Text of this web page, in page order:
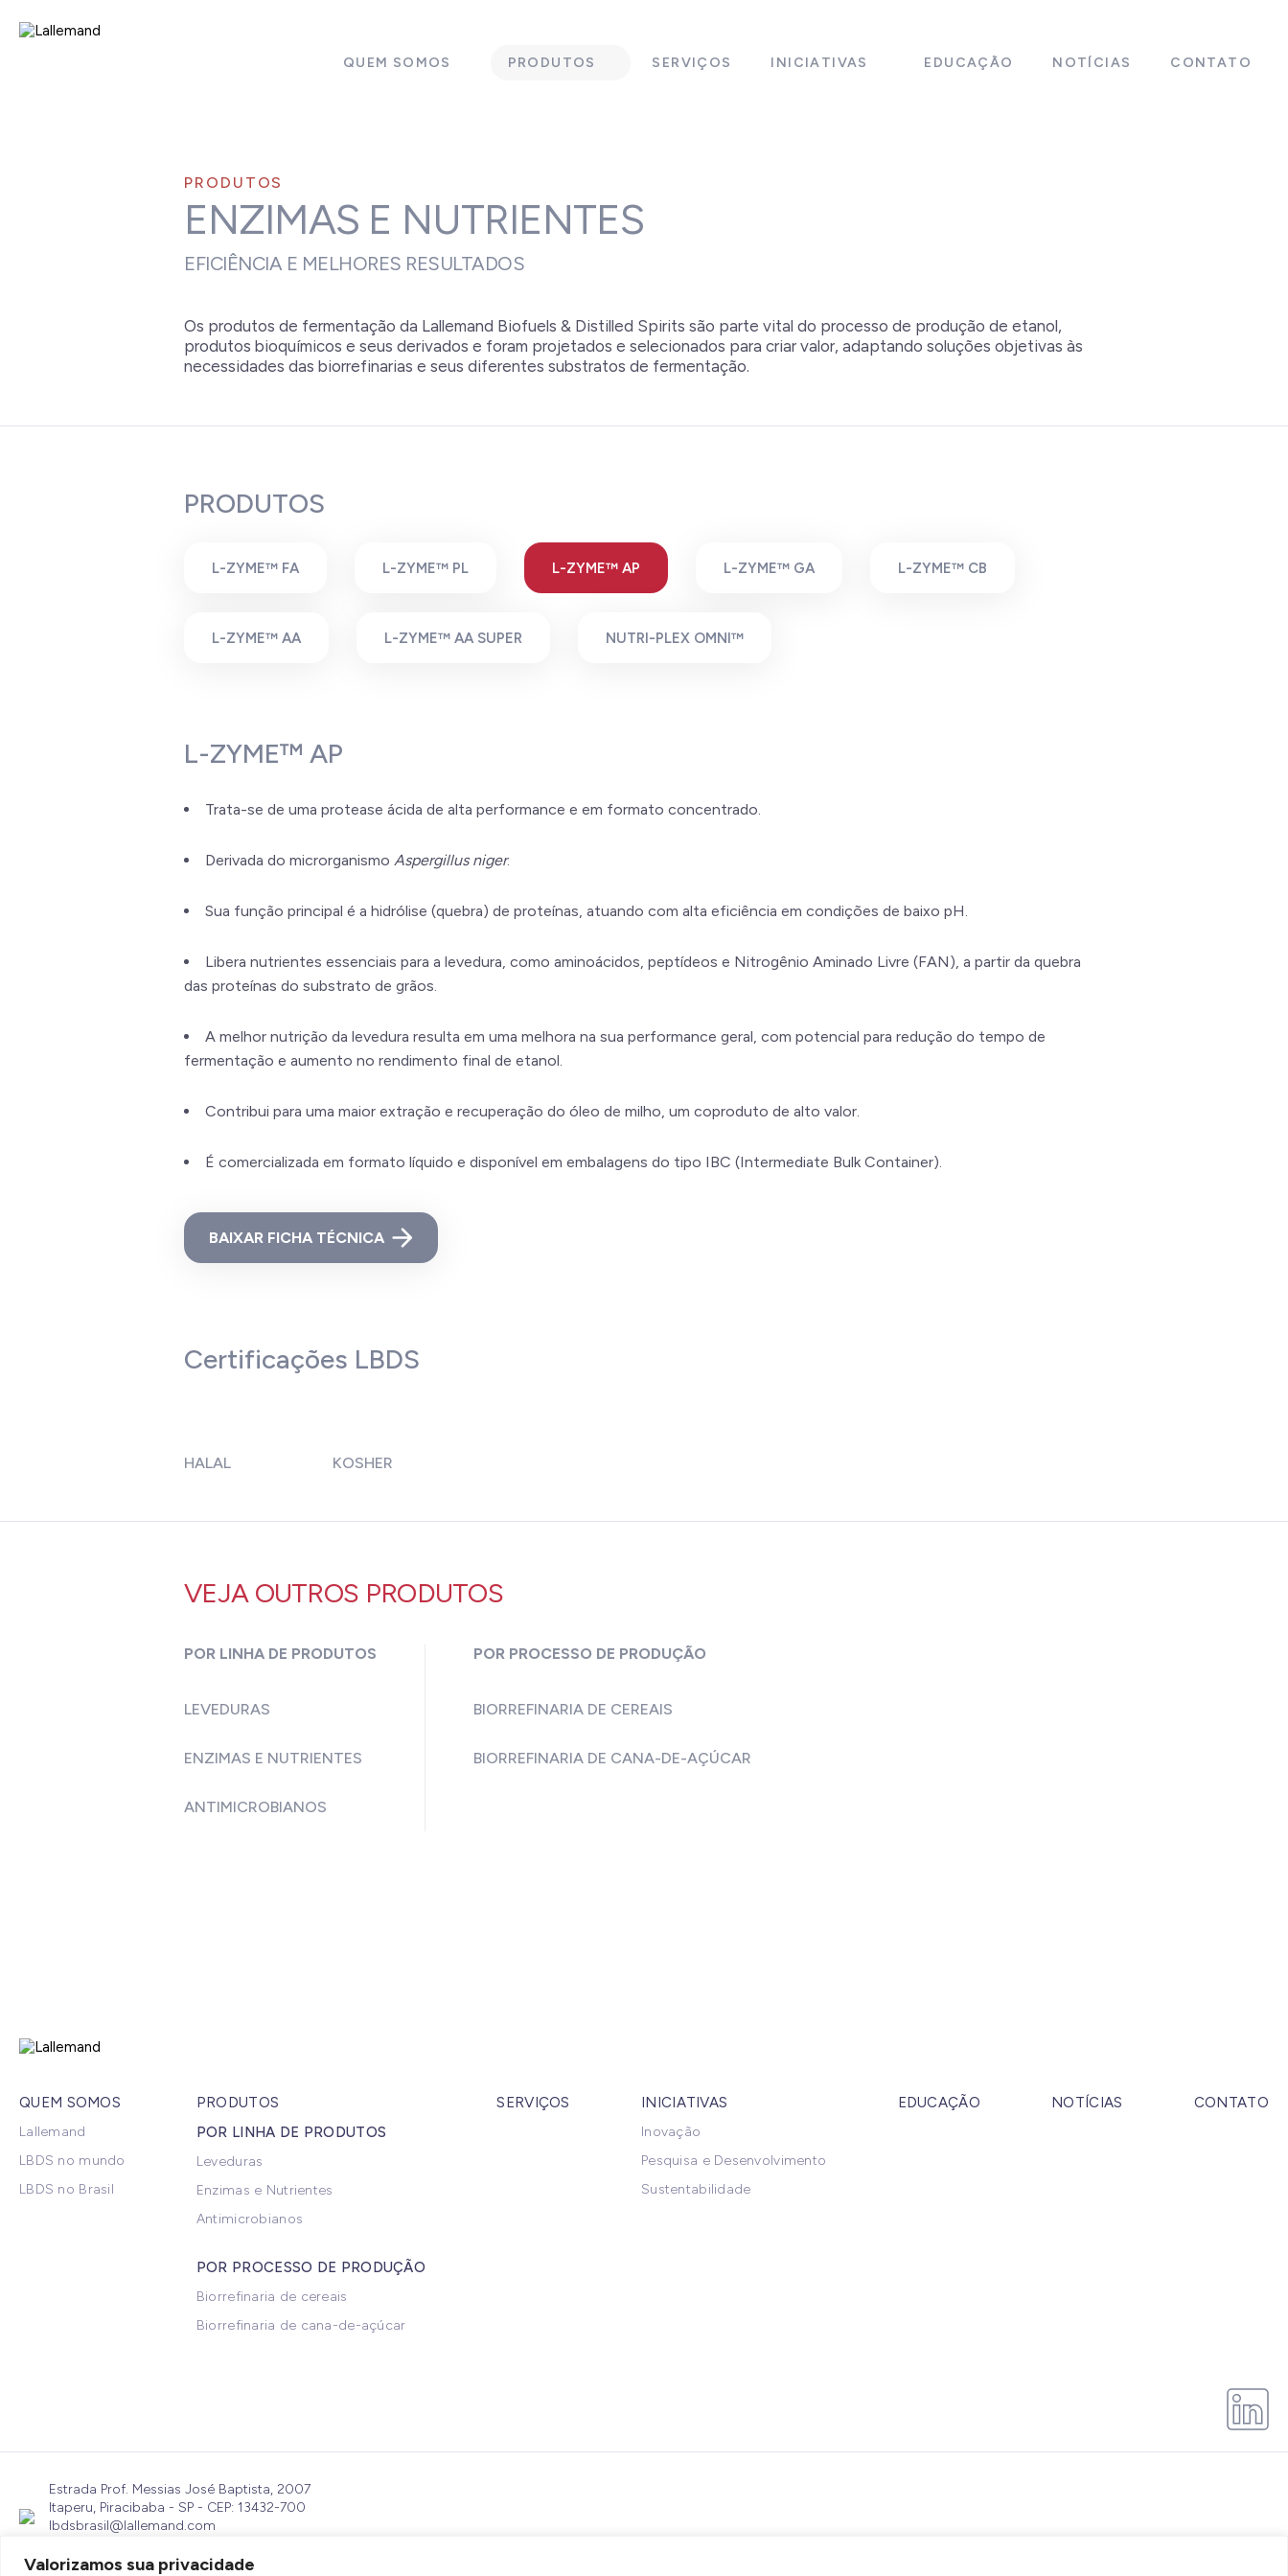
Valorizamos sua privacidade
QUEM SOMOS PRODUTOS SERVIÇOS INICIATIVAS EDUCAÇÃO NOTÍCIAS CONTATO
NECESSIDADES DAS
BIORREFINARIAS.
PRODUTOS
ENZIMAS E NUTRIENTES
EFICIÊNCIA E MELHORES RESULTADOS
Os produtos de fermentação da Lallemand Biofuels & Distilled Spirits são parte vital do processo de produção de etanol,
produtos bioquímicos e seus derivados e foram projetados e selecionados para criar valor, adaptando soluções objetivas às
necessidades das biorrefinarias e seus diferentes substratos de fermentação.
PRODUTOS
L-ZYME™ FA L-ZYME™ PL L-ZYME™ AP L-ZYME™ GA L-ZYME™ CB
L-ZYME™ AA L-ZYME™ AA SUPER NUTRI-PLEX OMNI™
L-ZYME™ AP
Trata-se de uma protease ácida de alta performance e em formato concentrado.
Derivada do microrganismo Aspergillus niger.
Sua função principal é a hidrólise (quebra) de proteínas, atuando com alta eficiência em condições de baixo pH.
Libera nutrientes essenciais para a levedura, como aminoácidos, peptídeos e Nitrogênio Aminado Livre (FAN), a partir da quebra
das proteínas do substrato de grãos.
A melhor nutrição da levedura resulta em uma melhora na sua performance geral, com potencial para redução do tempo de
fermentação e aumento no rendimento final de etanol.
Contribui para uma maior extração e recuperação do óleo de milho, um coproduto de alto valor.
É comercializada em formato líquido e disponível em embalagens do tipo IBC (Intermediate Bulk Container).
BAIXAR FICHA TÉCNICA
Certificações LBDS
HALAL KOSHER
VEJA OUTROS PRODUTOS
POR LINHA DE PRODUTOS
LEVEDURAS
ENZIMAS E NUTRIENTES
ANTIMICROBIANOS
POR PROCESSO DE PRODUÇÃO
BIORREFINARIA DE CEREAIS
BIORREFINARIA DE CANA-DE-AÇÚCAR
QUEM SOMOS
Lallemand
LBDS no mundo
LBDS no Brasil
PRODUTOS
POR LINHA DE PRODUTOS
Leveduras
Enzimas e Nutrientes
Antimicrobianos
POR PROCESSO DE PRODUÇÃO
Biorrefinaria de cereais
Biorrefinaria de cana-de-açúcar
SERVIÇOS INICIATIVAS
Inovação
Pesquisa e Desenvolvimento
Sustentabilidade
EDUCAÇÃO NOTÍCIAS CONTATO
Estrada Prof. Messias José Baptista, 2007
Itaperu, Piracibaba - SP - CEP: 13432-700
lbdsbrasil@lallemand.com